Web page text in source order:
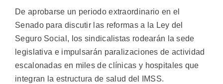
De aprobarse un periodo extraordinario en el
Senado para discutir las reformas a la Ley del
Seguro Social, los sindicalistas rodearán la sede
legislativa e impulsarán paralizaciones de actividad
escalonadas en miles de clínicas y hospitales que
integran la estructura de salud del IMSS.